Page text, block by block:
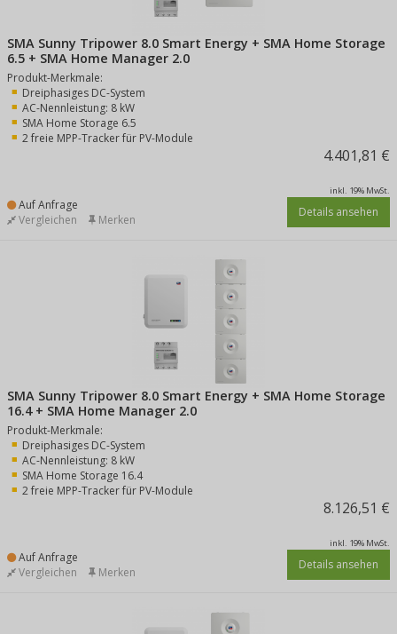
SMA Sunny Tripower 8.0 Smart Energy + SMA Home Storage
6.5 + SMA Home Manager 2.0
Produkt-Merkmale:
Dreiphasiges DC-System
AC-Nennleistung: 8 kW
SMA Home Storage 6.5
2 freie MPP-Tracker für PV-Module
4.401,81 €
inkl. 19% MwSt.
Auf Anfrage Details ansehen
Vergleichen Merken
SMA Sunny Tripower 8.0 Smart Energy + SMA Home Storage
16.4 + SMA Home Manager 2.0
Produkt-Merkmale:
Dreiphasiges DC-System
AC-Nennleistung: 8 kW
SMA Home Storage 16.4
2 freie MPP-Tracker für PV-Module
8.126,51 €
inkl. 19% MwSt.
Auf Anfrage Details ansehen
Vergleichen Merken